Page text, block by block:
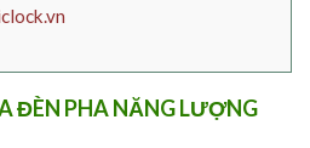
ĐÈN PHA NĂNG LƯỢNG